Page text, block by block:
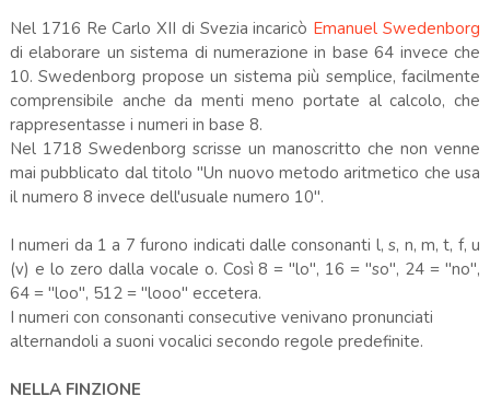
Nel 1716 Re Carlo XII di Svezia incaricò Emanuel Swedenborg
di elaborare un sistema di numerazione in base 64 invece che
10. Swedenborg propose un sistema più semplice, facilmente
comprensibile anche da menti meno portate al calcolo, che
rappresentasse i numeri in base 8.
Nel 1718 Swedenborg scrisse un manoscritto che non venne
mai pubblicato dal titolo "Un nuovo metodo aritmetico che usa
il numero 8 invece dell'usuale numero 10".
I numeri da 1 a 7 furono indicati dalle consonanti l, s, n, m, t, f, u
(v) e lo zero dalla vocale o. Così 8 = "lo", 16 = "so", 24 = "no",
64 = "loo", 512 = "looo" eccetera.
I numeri con consonanti consecutive venivano pronunciati
alternandoli a suoni vocalici secondo regole predefinite.
NELLA FINZIONE